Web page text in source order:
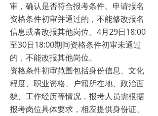
审，确认是否符合报考条件。申请报名
资格条件初审并通过的，不能修改报名
信息或者改报其他岗位。4月29日18:00
至30日18:00期间资格条件初审未通过
的，不能改报其他岗位。
资格条件初审范围包括身份信息、文化
程度、职业资格、户籍所在地、政治面
貌、工作经历等情况，报考人员需根据
报考岗位具体要求，相应提供身份证、